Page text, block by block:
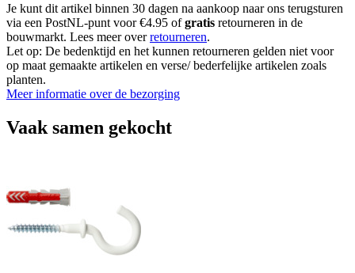
Je kunt dit artikel binnen 30 dagen na aankoop naar ons terugsturen
via een PostNL-punt voor €4.95 ofgratis retourneren in de
bouwmarkt. Lees meer overretourneren.
Let op: De bedenktijd en het kunnen retourneren gelden niet voor
op maat gemaakte artikelen en verse/ bederfelijke artikelen zoals
planten.
Meer informatie over de bezorging
Vaak samen gekocht